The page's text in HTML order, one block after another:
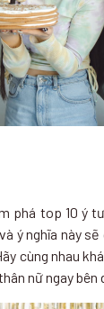
phá top 10 ý
ý nghĩa này
cùng nhau
nữ ngay bên